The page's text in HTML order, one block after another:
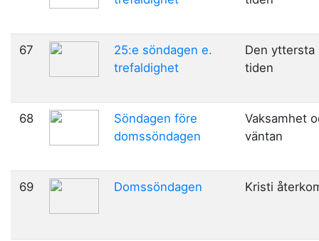
67
25:e söndagen e.
trefaldighet
Den yttersta
tiden
68
Söndagen före
domssöndagen
Vaksamhet
väntan
69 Domssöndagen Kristi